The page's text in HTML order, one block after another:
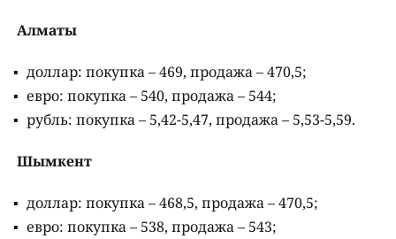
Алматы
доллар: покупка – 469, продажа – 470,5;
евро: покупка – 540, продажа – 544;
рубль: покупка – 5,42-5,47, продажа – 5,53-5,59.
Шымкент
доллар: покупка – 468,5, продажа – 470,5;
евро: покупка – 538, продажа – 543;